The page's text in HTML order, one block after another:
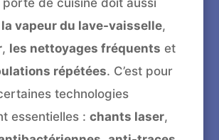
porte de cuisine doit aussi
la vapeur du lave-vaisselle,
, les nettoyages fréquents et
répétées. C’est pour
technologies
essentielles :chants laser,